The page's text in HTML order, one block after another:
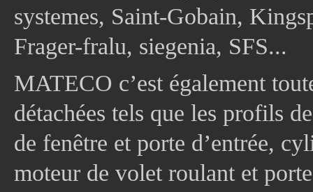
systemes, Saint-Gobain,
Frager-fralu, siegenia, SFS...
MATECO c’est également
détachées tels que les profils
de fenêtre et porte d’entrée,
moteur de volet roulant et